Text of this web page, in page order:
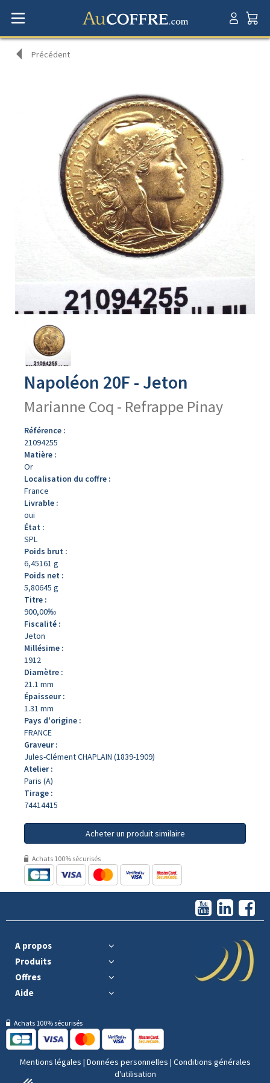
Précédent
produit
Napoléon 20F - Jeton
Marianne Coq - Refrappe Pinay
Référence :
21094255
Matière :
Or
Localisation du coffre :
France
Livrable :
oui
État :
SPL
Poids brut :
6,45161 g
Poids net :
5,80645 g
Titre :
900,00‰
Fiscalité :
Jeton
Millésime :
1912
Diamètre :
21.1 mm
Épaisseur :
1.31 mm
Pays d'origine :
FRANCE
Graveur :
Jules-Clément CHAPLAIN (1839-1909)
Atelier :
Paris (A)
Tirage :
74414415
Acheter un produit similaire
Achats 100% sécurisés
A propos
Produits
Offres
Aide
Achats 100% sécurisés
Mentions légales | Données personnelles | Conditions générales
d'utilisation